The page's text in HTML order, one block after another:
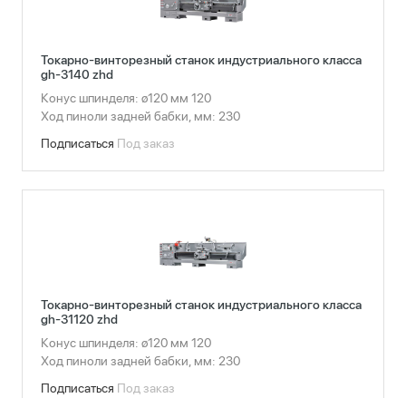
Токарно-винторезный станок индустриального класса
gh-3140 zhd
Конус шпинделя: ø120 мм 120
Ход пиноли задней бабки, мм: 230
Подписаться Под заказ
Токарно-винторезный станок индустриального класса
gh-31120 zhd
Конус шпинделя: ø120 мм 120
Ход пиноли задней бабки, мм: 230
Подписаться Под заказ